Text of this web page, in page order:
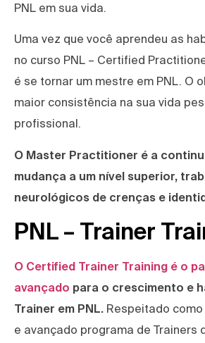
PNL em sua vida.
Uma vez que você aprendeu as
no curso PNL – Certified
é se tornar um mestre em PNL. O
maior consistência na sua vida
profissional.
O Master Practitioner é a
mudança a um nível superior,
neurológicos de crenças e
PNL – Trainer
O Certified Trainer Training é o
avançado para o crescimento e
Trainer em PNL. Respeitado
e avançado programa de Trainers